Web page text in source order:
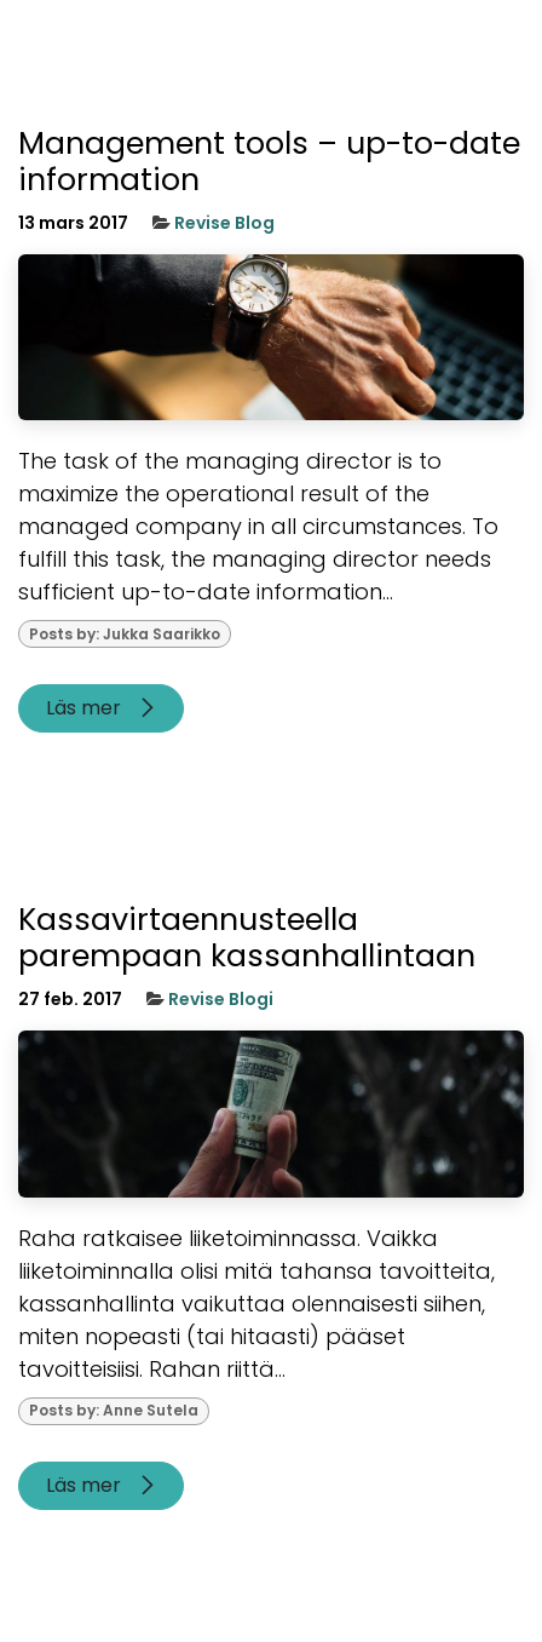
Management tools – up-to-date
information
13 mars 2017 Revise Blog
The task of the managing director is to
maximize the operational result of the
managed company in all circumstances. To
fulfill this task, the managing director needs
sufficient up-to-date information...
Posts by: Jukka Saarikko
Läs mer
Kassavirtaennusteella
parempaan kassanhallintaan
27 feb. 2017 Revise Blogi
Raha ratkaisee liiketoiminnassa. Vaikka
liiketoiminnalla olisi mitä tahansa tavoitteita,
kassanhallinta vaikuttaa olennaisesti siihen,
miten nopeasti (tai hitaasti) pääset
tavoitteisiisi. Rahan riittä...
Posts by: Anne Sutela
Läs mer